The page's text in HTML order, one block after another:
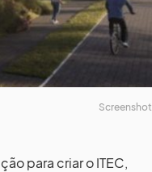
Screenshot
para criar o ITEC,